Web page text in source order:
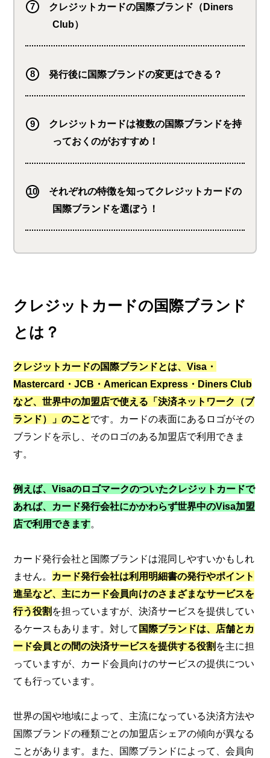
クレジットカードの国際ブランド（Diners
Club）
発行後に国際ブランドの変更はできる？
クレジットカードは複数の国際ブランドを持
っておくのがおすすめ！
それぞれの特徴を知ってクレジットカードの
国際ブランドを選ぼう！
クレジットカードの国際ブランド
とは？
クレジットカードの国際ブランドとは、Visa・
Mastercard・JCB・American Express・Diners Club
など、世界中の加盟店で使える「決済ネットワーク（ブ
ランド）」のことです。カードの表面にあるロゴがその
ブランドを示し、そのロゴのある加盟店で利用できま
す。
例えば、Visaのロゴマークのついたクレジットカードで
あれば、カード発行会社にかかわらず世界中のVisa加盟
店で利用できます。
カード発行会社と国際ブランドは混同しやすいかもしれ
ません。 カード発行会社は利用明細書の発行やポイント
進呈など、主にカード会員向けのさまざまなサービスを
行う役割 を担っていますが、決済サービスを提供してい
るケースもあります。対して 国際ブランドは、店舗とカ
ード会員との間の決済サービスを提供する役割 を主に担
っていますが、カード会員向けのサービスの提供につい
ても行っています。
世界の国や地域によって、主流になっている決済方法や
国際ブランドの種類ごとの加盟店シェアの傾向が異なる
ことがあります。また、国際ブランドによって、会員向